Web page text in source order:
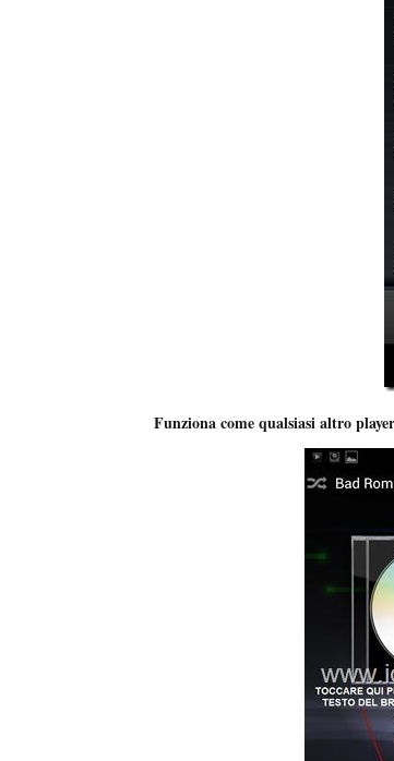
Funziona come qualsiasi altro